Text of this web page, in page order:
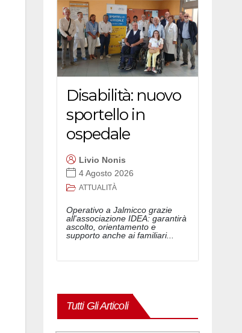
Disabilità: nuovo
sportello in
ospedale
Livio Nonis
4 Agosto 2026
ATTUALITÀ
Operativo a Jalmicco grazie
all'associazione IDEA: garantirà
ascolto, orientamento e
supporto anche ai familiari...
Tutti Gli Articoli